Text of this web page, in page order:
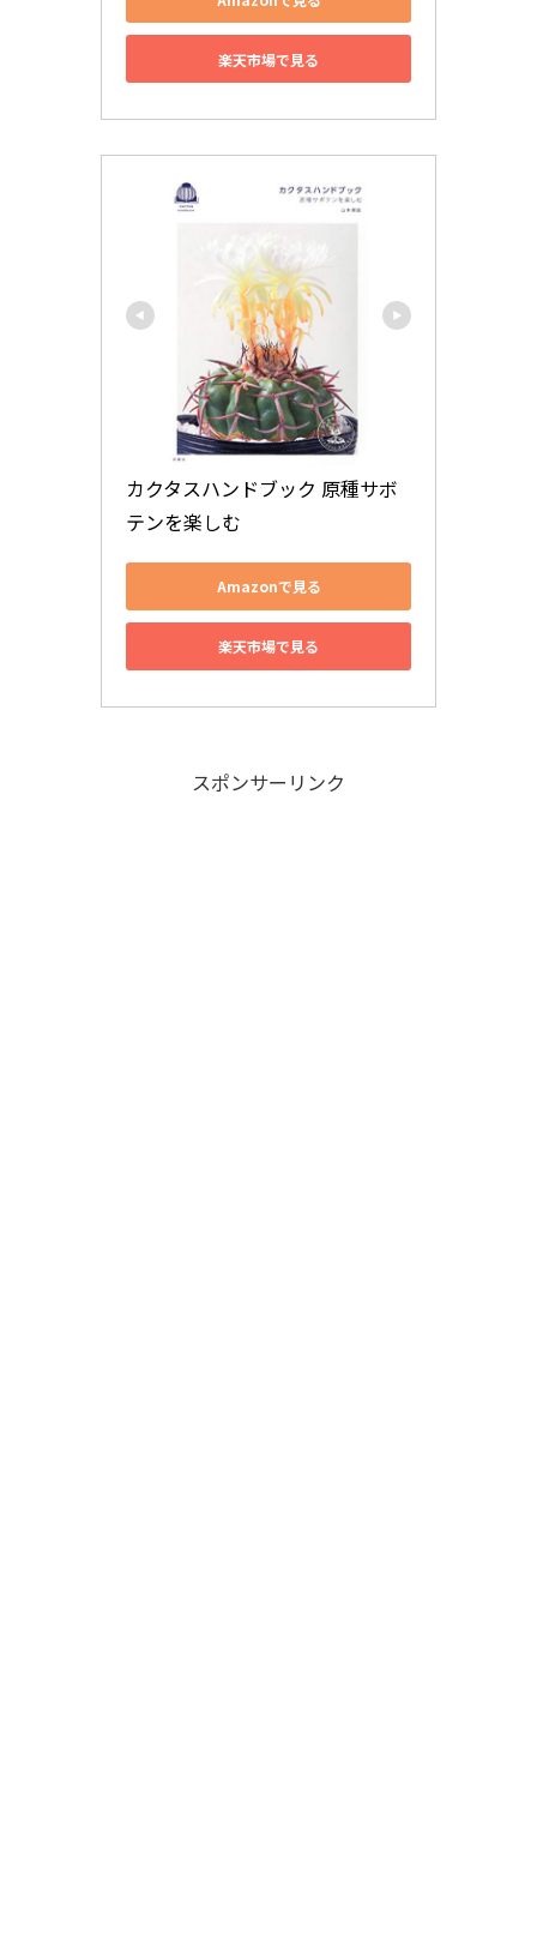
楽天市場で見る
カクタスハンドブック 原種サボ
テンを楽しむ
Amazonで見る
楽天市場で見る
スポンサーリンク